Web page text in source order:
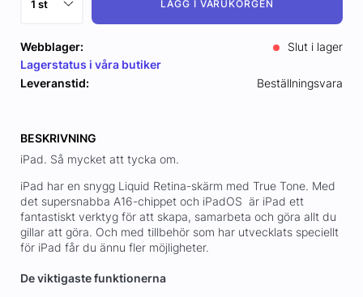
LÄGG I VARUKORGEN
Webblager:
Slut i lager
Lagerstatus i våra butiker
Leveranstid:
Beställningsvara
BESKRIVNING
iPad. Så mycket att tycka om.
iPad har en snygg Liquid Retina-skärm med True Tone. Med
det supersnabba A16-chippet och iPadOS är iPad ett
fantastiskt verktyg för att skapa, samarbeta och göra allt du
gillar att göra. Och med tillbehör som har utvecklats speciellt
för iPad får du ännu fler möjligheter.
De viktigaste funktionerna